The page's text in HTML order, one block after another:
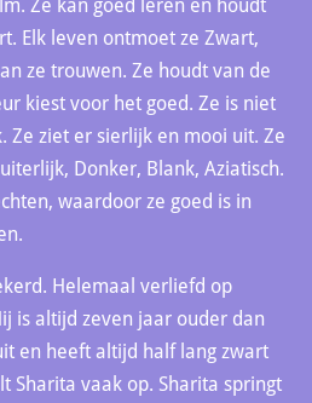
Ze kan goed leren en houdt
Elk leven ontmoet ze Zwart,
ze trouwen. Ze houdt van de
kiest voor het goed. Ze is niet
Ze ziet er sierlijk en mooi uit. Ze
Donker, Blank, Aziatisch.
waardoor ze goed is in
Helemaal verliefd op
is altijd zeven jaar ouder dan
en heeft altijd half lang zwart
Sharita vaak op. Sharita springt